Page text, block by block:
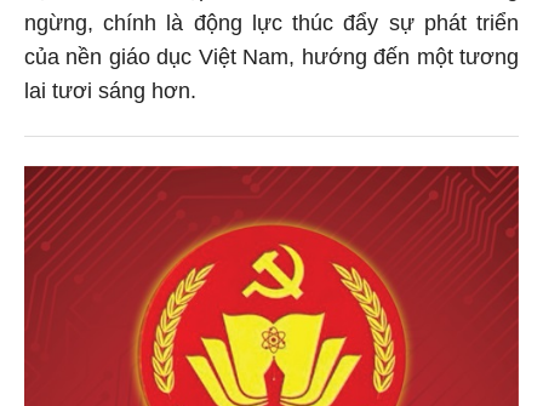
ngừng, chính là động lực thúc đẩy sự phát triển
của nền giáo dục Việt Nam, hướng đến một tương
lai tươi sáng hơn.